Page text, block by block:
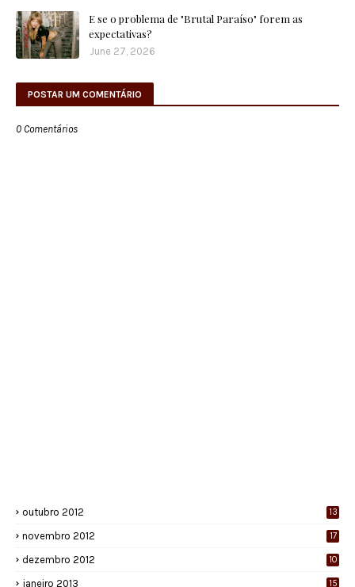
E se o problema de "Brutal Paraíso" forem as
expectativas?
June 27, 2026
POSTAR UM COMENTÁRIO
0 Comentários
outubro 2012 13
novembro 2012 17
dezembro 2012 10
janeiro 2013 15